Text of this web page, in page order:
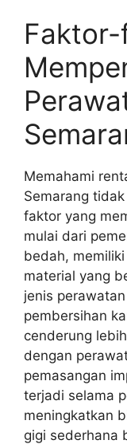
Memahami
Semarang
faktor yang
mulai dari
bedah,
material yang
jenis
pembersihan
cenderung
dengan
pemasangan
terjadi selama
meningkatkan
gigi sederhana